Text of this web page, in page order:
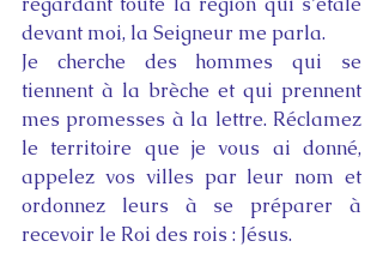
devant moi, la Seigneur me parla.
Je cherche des hommes qui se
tiennent à la brèche et qui prennent
mes promesses à la lettre. Réclamez
le territoire que je vous ai donné,
appelez vos villes par leur nom et
ordonnez leurs à se préparer à
recevoir le Roi des rois : Jésus.